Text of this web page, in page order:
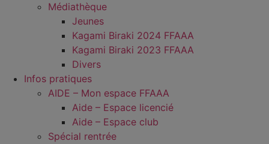
Médiathèque
Jeunes
Kagami Biraki 2024 FFAAA
Kagami Biraki 2023 FFAAA
Divers
Infos pratiques
AIDE – Mon espace FFAAA
Aide – Espace licencié
Aide – Espace club
Spécial rentrée